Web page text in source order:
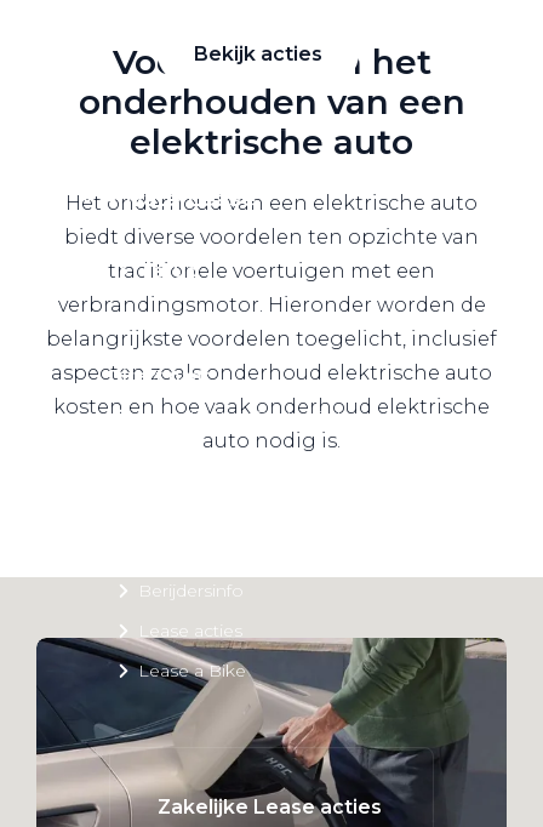
Bekijk acties
Private Lease
Terug
Direct naar
Website Pon Center Zakelijk
Berijdersinfo
Lease acties
Lease a Bike
Zakelijke Lease acties
Voordelen van het
onderhouden van een
elektrische auto
Het onderhoud van een elektrische auto
biedt diverse voordelen ten opzichte van
traditionele voertuigen met een
verbrandingsmotor. Hieronder worden de
belangrijkste voordelen toegelicht, inclusief
aspecten zoals onderhoud elektrische auto
kosten en hoe vaak onderhoud elektrische
auto nodig is.